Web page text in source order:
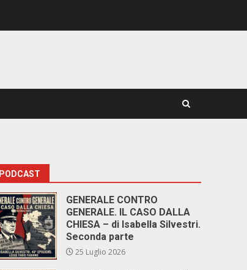
PODCAST
GENERALE CONTRO
GENERALE. IL CASO DALLA
CHIESA – di Isabella Silvestri.
Seconda parte
25 Luglio 2026